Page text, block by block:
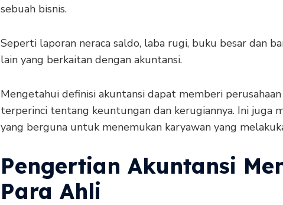
sebuah bisnis.
Seperti laporan neraca saldo, laba rugi, buku besar dan
lain yang berkaitan dengan akuntansi.
Mengetahui definisi akuntansi dapat memberi
terperinci tentang keuntungan dan kerugiannya. Ini juga
yang berguna untuk menemukan karyawan yang
Pengertian Akuntansi
Para Ahli